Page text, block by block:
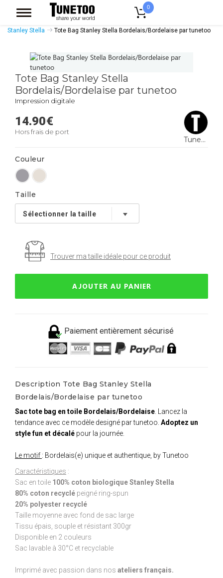
0
Accessoires Casquettes Tote Bags
Stanley Stella
Tote Bag Stanley Stella Bordelais/Bordelaise par tunetoo
Tote Bag Stanley Stella
Bordelais/Bordelaise par tunetoo
Impression digitale
14.90€
Hors frais de port
Tunetoo
Couleur
Taille
Trouver ma taille idéale pour ce produit
AJOUTER AU PANIER
Paiement entièrement sécurisé
Description Tote Bag Stanley Stella
Bordelais/Bordelaise par tunetoo
Sac tote bag en toile Bordelais/Bordelaise. Lancez la
tendance avec ce modèle designé par tunetoo. Adoptez un
style fun et décalé pour la journée.
Le motif : Bordelais(e) unique et authentique, by Tunetoo
Caractéristiques :
Sac en toile 100% coton biologique Stanley Stella
80% coton recyclé peigné ring-spun
20% polyester recyclé
Taille moyenne avec fond de sac large
Tissu épais, souple et résistant 300gr
Disponible en 2 couleurs
Sac lavable à 30°C et recyclable
Imprimé avec passion dans nos ateliers français.